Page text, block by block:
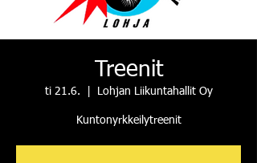
Treenit
ti 21.6. Lohjan Liikuntahallit Oy
Kuntonyrkkeilytreenit